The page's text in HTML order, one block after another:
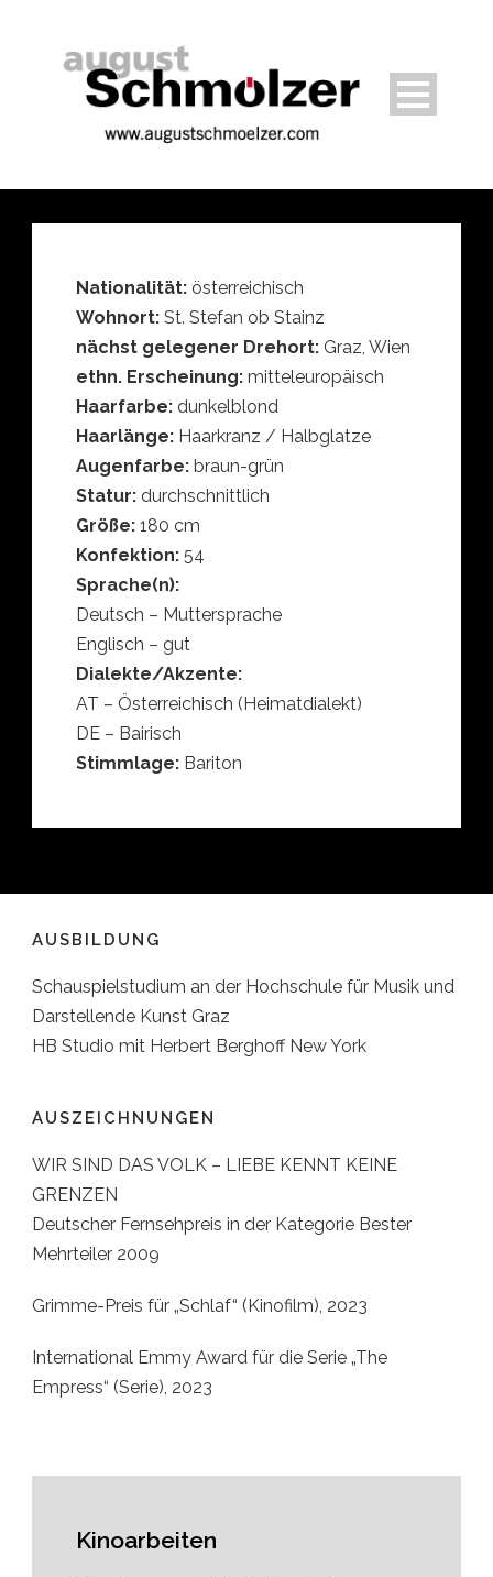
Nationalität: österreichisch
Wohnort: St. Stefan ob Stainz
nächst gelegener Drehort: Graz, Wien
ethn. Erscheinung: mitteleuropäisch
Haarfarbe: dunkelblond
Haarlänge: Haarkranz / Halbglatze
Augenfarbe: braun-grün
Statur: durchschnittlich
Größe: 180 cm
Konfektion: 54
Sprache(n):
Deutsch – Muttersprache
Englisch – gut
Dialekte/Akzente:
AT – Österreichisch (Heimatdialekt)
DE – Bairisch
Stimmlage: Bariton
AUSBILDUNG
Schauspielstudium an der Hochschule für Musik und
Darstellende Kunst Graz
HB Studio mit Herbert Berghoff New York
AUSZEICHNUNGEN
WIR SIND DAS VOLK – LIEBE KENNT KEINE
GRENZEN
Deutscher Fernsehpreis in der Kategorie Bester
Mehrteiler 2009
Grimme-Preis für „Schlaf“ (Kinofilm), 2023
International Emmy Award für die Serie „The
Empress“ (Serie), 2023
Kinoarbeiten